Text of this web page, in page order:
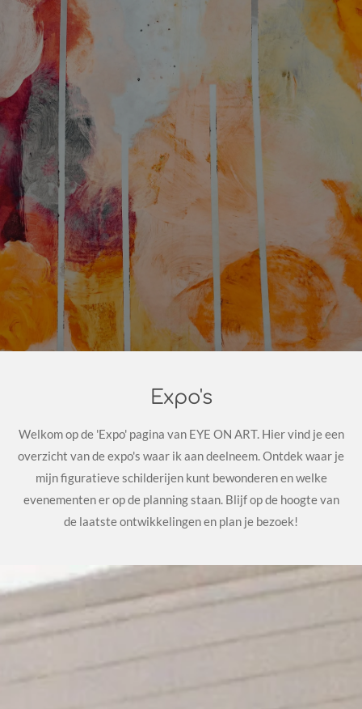
Expo's
Welkom op de 'Expo' pagina van EYE ON ART. Hier vind je een
overzicht van de expo's waar ik aan deelneem. Ontdek waar je
mijn figuratieve schilderijen kunt bewonderen en welke
evenementen er op de planning staan. Blijf op de hoogte van
de laatste ontwikkelingen en plan je bezoek!